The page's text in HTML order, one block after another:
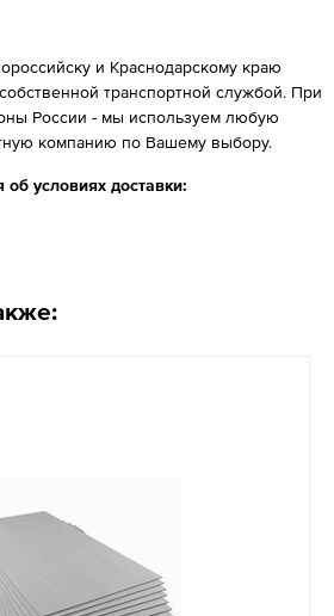
и Краснодарскому краю
транспортной службой. При
России - мы используем любую
компанию по Вашему выбору.
условиях доставки: